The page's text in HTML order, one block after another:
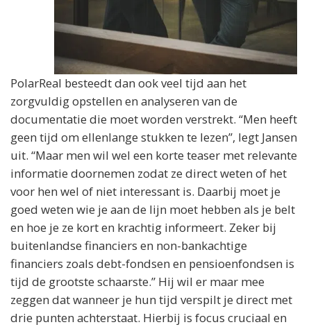
PolarReal besteedt dan ook veel tijd aan het
zorgvuldig opstellen en analyseren van de
documentatie die moet worden verstrekt. “Men heeft
geen tijd om ellenlange stukken te lezen”, legt Jansen
uit. “Maar men wil wel een korte teaser met relevante
informatie doornemen zodat ze direct weten of het
voor hen wel of niet interessant is. Daarbij moet je
goed weten wie je aan de lijn moet hebben als je belt
en hoe je ze kort en krachtig informeert. Zeker bij
buitenlandse financiers en non-bankachtige
financiers zoals debt-fondsen en pensioenfondsen is
tijd de grootste schaarste.” Hij wil er maar mee
zeggen dat wanneer je hun tijd verspilt je direct met
drie punten achterstaat. Hierbij is focus cruciaal en